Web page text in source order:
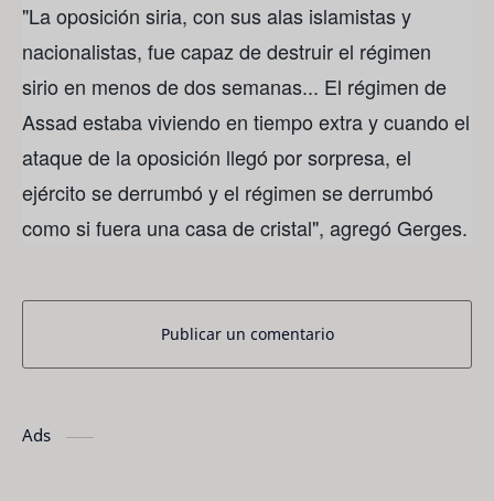
"La oposición siria, con sus alas islamistas y
nacionalistas, fue capaz de destruir el régimen
sirio en menos de dos semanas... El régimen de
Assad estaba viviendo en tiempo extra y cuando el
ataque de la oposición llegó por sorpresa, el
ejército se derrumbó y el régimen se derrumbó
como si fuera una casa de cristal", agregó Gerges.
Publicar un comentario
Ads